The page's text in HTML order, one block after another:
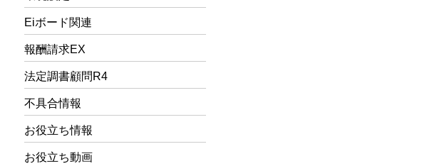
Eiボード関連
報酬請求EX
法定調書顧問R4
不具合情報
お役立ち情報
お役立ち動画